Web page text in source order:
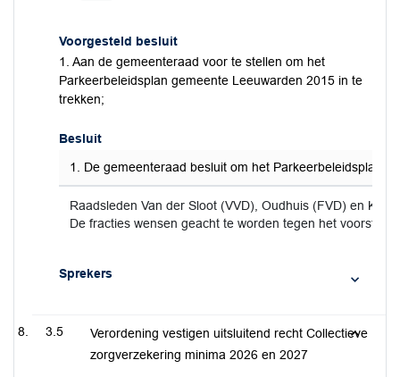
Voorgesteld besluit
1. Aan de gemeenteraad voor te stellen om het
Parkeerbeleidsplan gemeente Leeuwarden 2015 in te
trekken;
Besluit
1. De gemeenteraad besluit om het Parkeerbeleidsplan
Raadsleden Van der Sloot (VVD), Oudhuis (FVD) en
De fracties wensen geacht te worden tegen het voorstel
Sprekers
3.5
Verordening vestigen uitsluitend recht Collectieve
zorgverzekering minima 2026 en 2027